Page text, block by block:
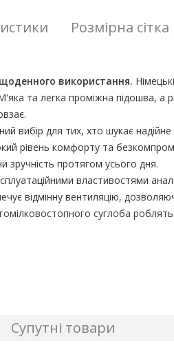
Розмірна сітка
використання.
та легка проміжна підошва,
.
вибір для тих, хто шукає
рівень комфорту та
зручність протягом усього дня.
властивостями
відмінну вентиляцію,
суглоба
Супутні товари